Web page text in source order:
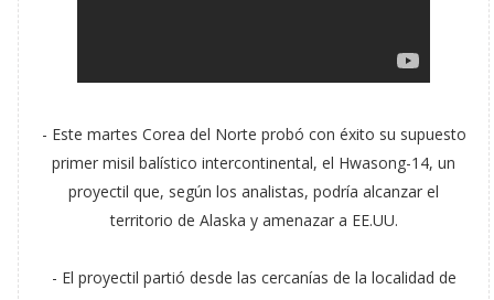
- Este martes Corea del Norte probó con éxito su supuesto
primer misil balístico intercontinental, el Hwasong-14, un
proyectil que, según los analistas, podría alcanzar el
territorio de Alaska y amenazar a EE.UU.
- El proyectil partió desde las cercanías de la localidad de